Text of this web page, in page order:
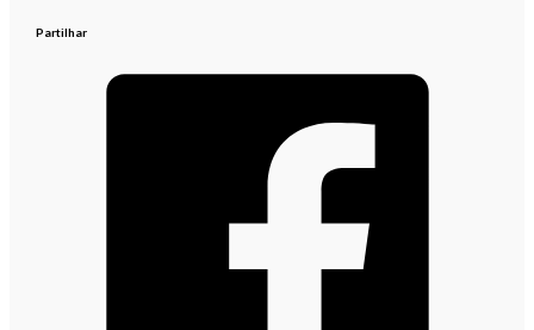
Partilhar